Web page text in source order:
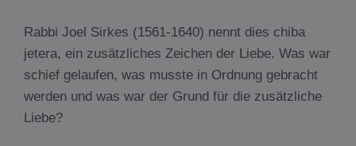
Rabbi Joel Sirkes (1561-1640) nennt dies chiba
jetera, ein zusätzliches Zeichen der Liebe. Was war
schief gelaufen, was musste in Ordnung gebracht
werden und was war der Grund für die zusätzliche
Liebe?